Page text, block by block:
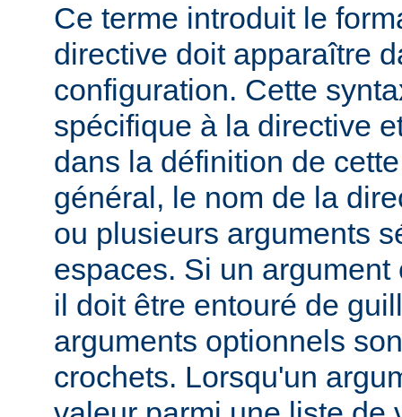
Ce terme introduit le
directive doit apparaître
configuration. Cette
spécifique à la directive
dans la définition de
général, le nom de la
ou plusieurs arguments
espaces. Si un
il doit être entouré de
arguments optionnels
crochets. Lorsqu'un